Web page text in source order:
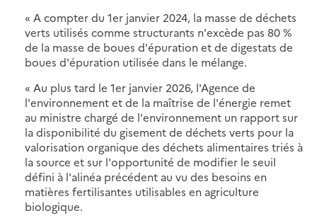
« A compter du 1er janvier 2024, la masse de déchets
verts utilisés comme structurants n'excède pas 80 %
de la masse de boues d'épuration et de digestats de
boues d'épuration utilisée dans le mélange.
« Au plus tard le 1er janvier 2026, l'Agence de
l'environnement et de la maîtrise de l'énergie remet
au ministre chargé de l'environnement un rapport sur
la disponibilité du gisement de déchets verts pour la
valorisation organique des déchets alimentaires triés à
la source et sur l'opportunité de modifier le seuil
défini à l'alinéa précédent au vu des besoins en
matières fertilisantes utilisables en agriculture
biologique.